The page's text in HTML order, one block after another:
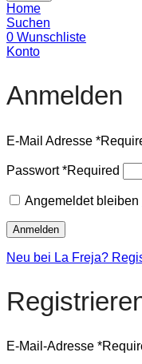
Home
Suchen
0 Wunschliste
Konto
Anmelden
E-Mail Adresse *
Passwort*Required
Angemeldet bleiben
Anmelden
Neu bei La Freja?
E-Mail-Adresse *